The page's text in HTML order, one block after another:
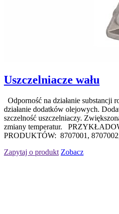
Uszczelniacze wału
Odporność na działanie substancji
działanie dodatków olejowych.
szczelność uszczelniaczy.
zmiany temperatur.
PRODUKTÓW: 8707001,
Zapytaj o produkt Zobacz